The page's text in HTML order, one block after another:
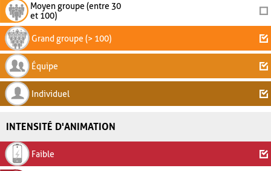
Moyen groupe (entre 30
et 100)
Grand groupe (> 100)
Équipe
Individuel
INTENSITÉ D'ANIMATION
Faible